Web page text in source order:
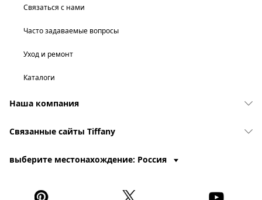
Связаться с нами
Часто задаваемые вопросы
Уход и ремонт
Каталоги
Наша компания
Связанные сайты Tiffany
выберите местонахождение: Россия